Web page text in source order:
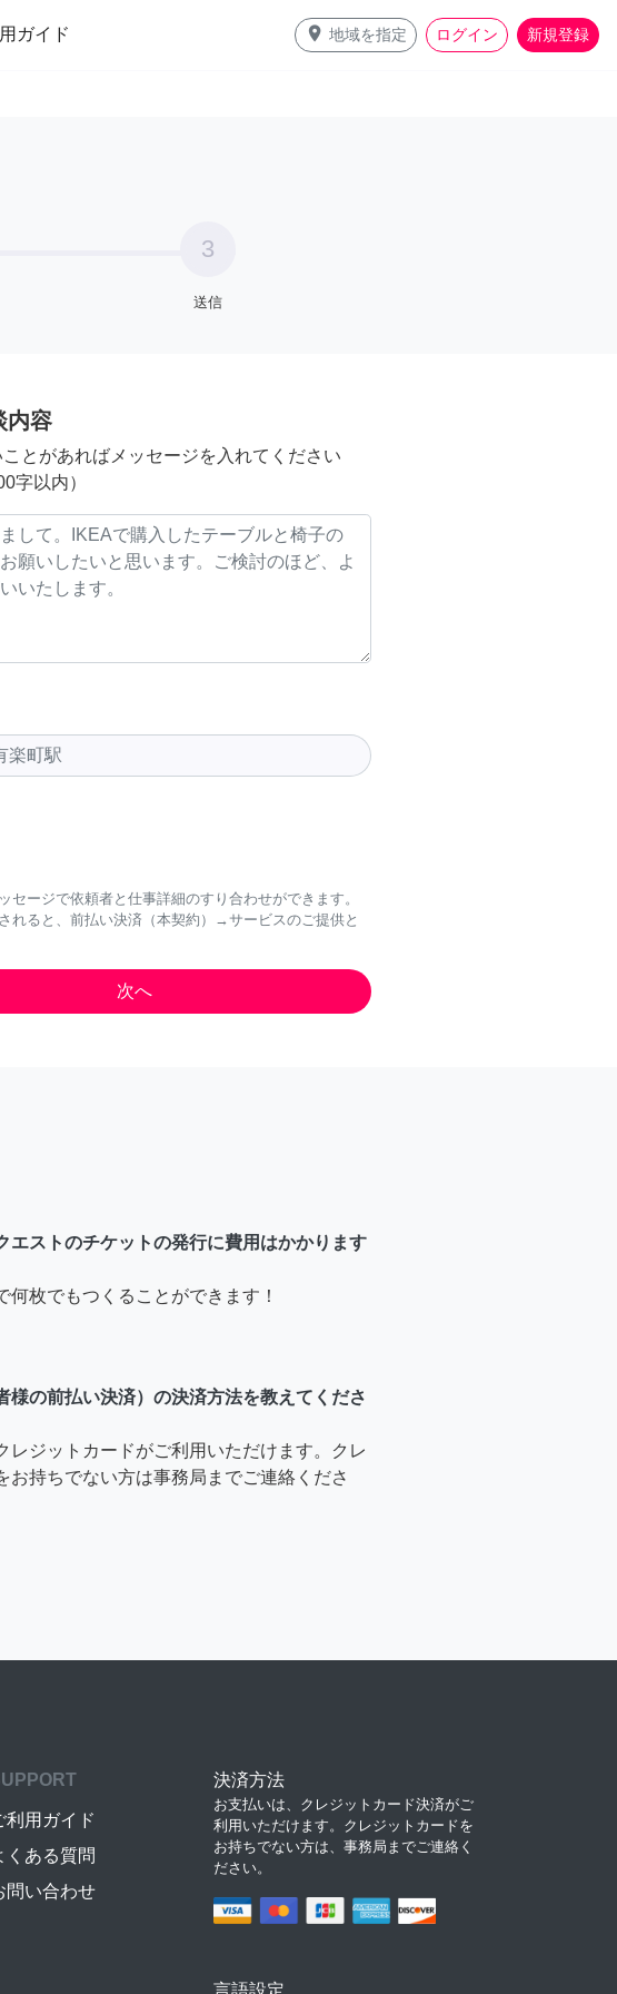
ガイド place 地域を指定 ログイン 新規登録
料理
3
送信
内容
とがあればメッセージを入れてください
字以内）
セージで依頼者と仕事詳細のすり合わせができます。
れると、前払い決済（本契約）→サービスのご提供と
エストのチケットの発行に費用はかかります
何枚でもつくることができます！
様の前払い決済）の決済方法を教えてくださ
レジットカードがご利用いただけます。クレ
お持ちでない方は事務局までご連絡くださ
利用ガイド
くある質問
問い合わせ
決済方法
お支払いは、クレジットカード決済がご
利用いただけます。クレジットカードを
お持ちでない方は、事務局までご連絡く
ださい。
言語設定